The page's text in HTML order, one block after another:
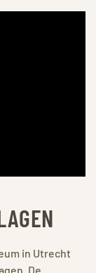
in Utrecht
De